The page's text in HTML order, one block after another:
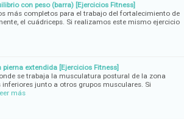
con peso (barra) [Ejercicios Fitness]
más completos para el trabajo del fortalecimiento de
el cuádriceps. Si realizamos este mismo ejercicio
extendida [Ejercicios Fitness]
se trabaja la musculatura postural de la zona
junto a otros grupos musculares. Si
más